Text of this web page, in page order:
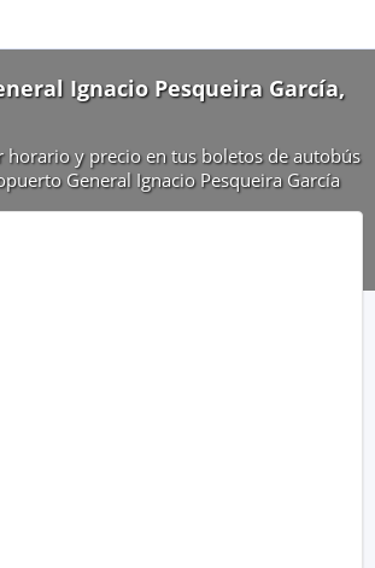
Ignacio Pesqueira García,
horario y precio en tus boletos de autobús
General Ignacio Pesqueira García